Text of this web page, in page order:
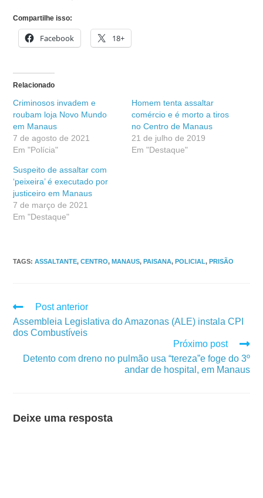
Compartilhe isso:
Facebook 18+
Relacionado
Criminosos invadem e
roubam loja Novo Mundo
em Manaus
7 de agosto de 2021
Em "Polícia"
Homem tenta assaltar
comércio e é morto a tiros
no Centro de Manaus
21 de julho de 2019
Em "Destaque"
Suspeito de assaltar com
‘peixeira’ é executado por
justiceiro em Manaus
7 de março de 2021
Em "Destaque"
TAGS:ASSALTANTE, CENTRO, MANAUS, PAISANA, POLICIAL, PRISÃO
Post anterior
Assembleia Legislativa do Amazonas (ALE) instala CPI
dos Combustíveis
Próximo post
Detento com dreno no pulmão usa “tereza”e foge do 3º
andar de hospital, em Manaus
Deixe uma resposta